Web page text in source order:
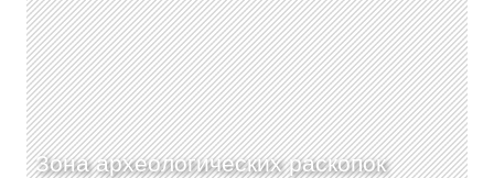
Зона археологических раскопок